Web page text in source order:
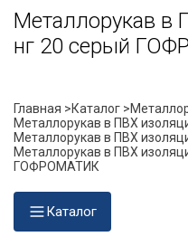
Металлорукав в
нг 20 серый
Главная >Каталог >
Металлорукав в ПВХ
Металлорукав в ПВХ
Металлорукав в ПВХ
ГОФРОМАТИК
Каталог